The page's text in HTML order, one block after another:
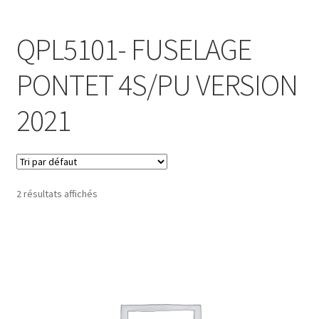
Panier
Recommandations techniques
QPL5101- FUSELAGE
PONTET 4S/PU VERSION
2021
2 résultats affichés